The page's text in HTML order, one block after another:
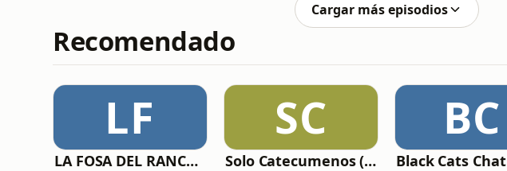
Cargar más episodios
Recomendado
LF
LA FOSA DEL RANCOR
SC
Solo Catecumenos (Temas católicos)
BC
Black Cats Chat